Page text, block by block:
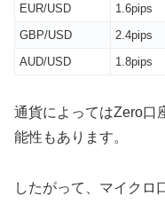
EUR/USD
1.6pips
GBP/USD
2.4pips
AUD/USD
1.8pips
通貨によってはZero口
能性もあります。
したがって、マイクロ